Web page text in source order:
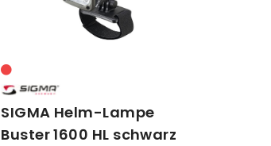
SIGMA Helm-Lampe
Buster 1600 HL schwarz